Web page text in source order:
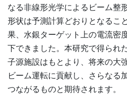
なる非線形光学によるビーム整
形状は予測計算どおりとなるこ
果、水銀ターゲット上の電流密
下できました。本研究で得られ
子源施設はもとより、将来の大
ビーム運転に貢献し、さらなる
つながるものと期待されます。